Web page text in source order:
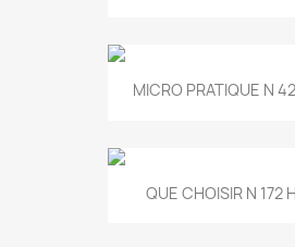
MICRO PRATIQUE N
QUE CHOISIR N 172